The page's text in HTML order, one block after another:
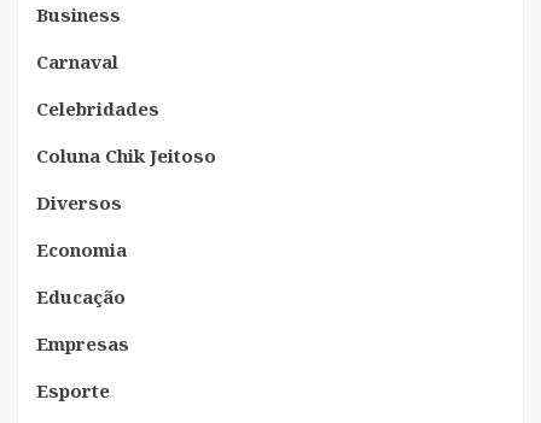
Business
Carnaval
Celebridades
Coluna Chik Jeitoso
Diversos
Economia
Educação
Empresas
Esporte